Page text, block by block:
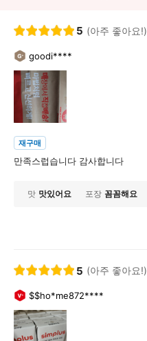
5 (아주 좋아요!)
goodi****
재구매
만족스럽습니다 감사합니다
맛 맛있어요 포장 꼼꼼해요
5 (아주 좋아요!)
$$ho*me872****